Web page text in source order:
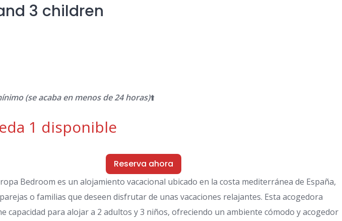
3 children
(se acaba en menos de 24 horas)⬆️
1 disponible
Reserva ahora
Bedroom es un alojamiento vacacional ubicado en la costa mediterránea de España,
o familias que deseen disfrutar de unas vacaciones relajantes. Esta acogedora
capacidad para alojar a 2 adultos y 3 niños, ofreciendo un ambiente cómodo y acogedor